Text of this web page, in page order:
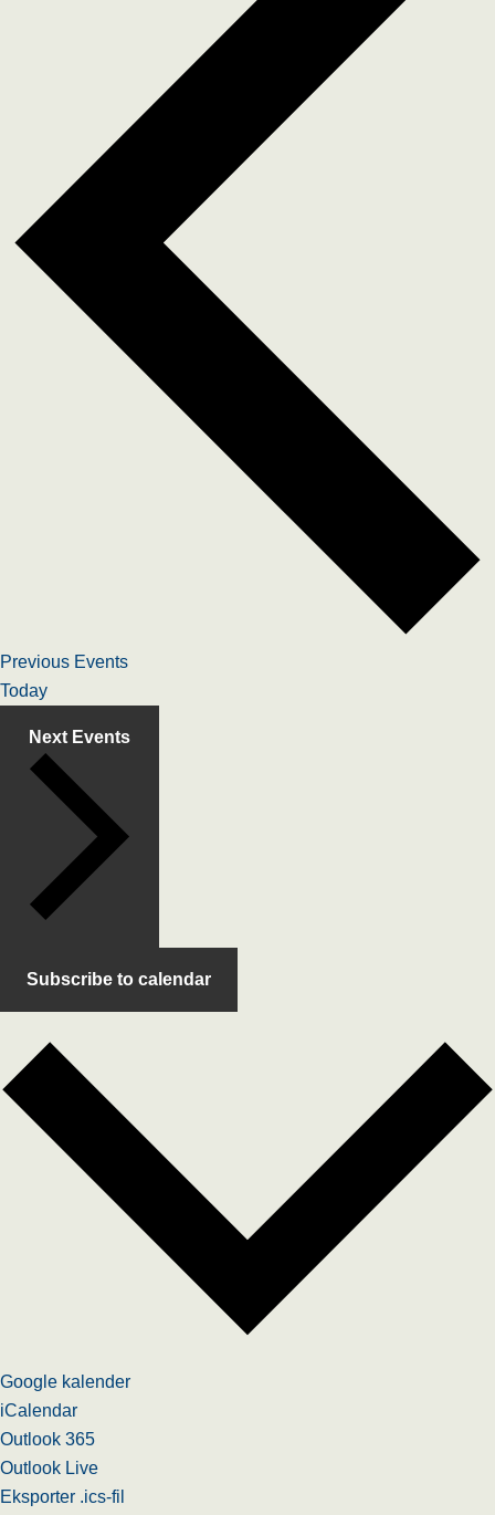
Previous Events
Today
Next Events
Subscribe to calendar
Google kalender
iCalendar
Outlook 365
Outlook Live
Eksporter .ics-fil